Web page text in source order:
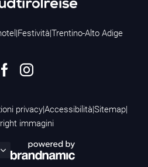
|Festività|Trentino-Alto Adige
privacy|Accessibilità|Sitemap|
immagini